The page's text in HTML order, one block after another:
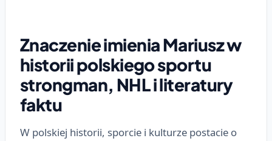
Znaczenie imienia Mariusz w
historii polskiego sportu
strongman, NHL i literatury
faktu
W polskiej historii, sporcie i kulturze postacie o